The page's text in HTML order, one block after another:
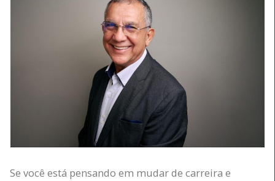
Se você está pensando em mudar de carreira e